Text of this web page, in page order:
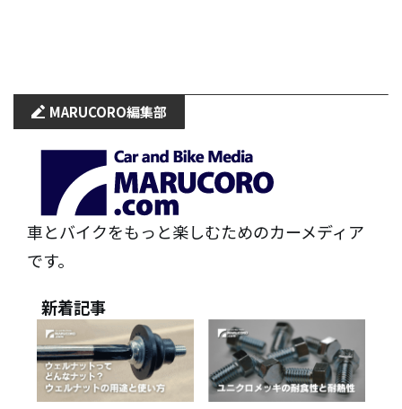
MARUCORO編集部
車とバイクをもっと楽しむためのカーメディア
です。
新着記事